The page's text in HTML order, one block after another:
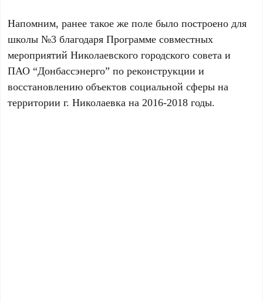
Напомним, ранее такое же поле было построено для
школы №3 благодаря Программе совместных
мероприятий Николаевского городского совета и
ПАО “Донбассэнерго” по реконструкции и
восстановлению объектов социальной сферы на
территории г. Николаевка на 2016-2018 годы.